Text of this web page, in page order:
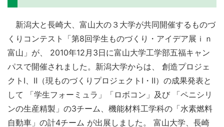
新潟大と長崎大、富山大の３大学が共同開催するものづ
くりコンテスト「第8回学生ものづくり・アイデア展ｉｎ
富山」が、 2010年12月3日に富山大学工学部五福キャン
パスで開催されました。新潟大学からは、 創造プロジェ
クトⅠ、Ⅱ（現ものづくりプロジェクトⅠ・Ⅱ）の成果発表と
して 「学生フォーミュラ」「ロボコン」及び 「ペニシリ
ンの生産精製」の3チーム、機能材料工学科の「水素燃料
自動車」の計4チーム が出展しました。 富山大学、長崎